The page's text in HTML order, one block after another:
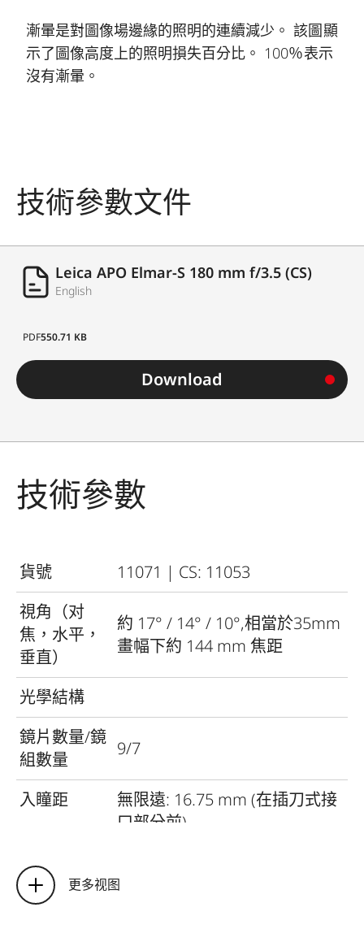
漸暈是對圖像場邊緣的照明的連續減少。 該圖顯
示了圖像高度上的照明損失百分比。 100％表示
沒有漸暈。
技術參數文件
Leica APO Elmar-S 180 mm f/3.5 (CS)
English
PDF550.71 KB
Download
技術參數
貨號
11071 | CS: 11053
視角（对
焦，水平，
垂直）
約 17° / 14° / 10°,相當於35mm
畫幅下約 144 mm 焦距
光學結構
鏡片數量/鏡
組數量
9/7
入瞳距 無限遠: 16.75 mm (在插刀式接
口部分前)
刀式接口部分前
更多视图